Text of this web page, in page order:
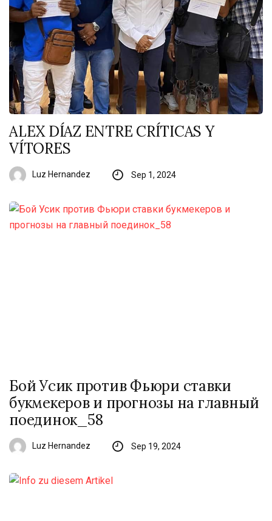
ALEX DÍAZ ENTRE CRÍTICAS Y
VÍTORES
Luz Hernandez Sep 1, 2024
Бой Усик против Фьюри ставки
букмекеров и прогнозы на главный
поединок_58
Luz Hernandez Sep 19, 2024